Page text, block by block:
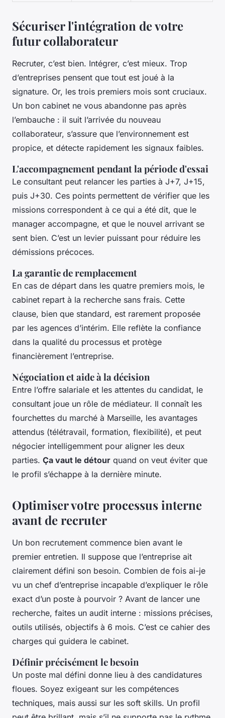
Sécuriser l'intégration de votre
futur collaborateur
Recruter, c’est bien. Intégrer, c’est mieux. Trop
d’entreprises pensent que tout est joué à la
signature. Or, les trois premiers mois sont cruciaux.
Un bon cabinet ne vous abandonne pas après
l’embauche : il suit l’arrivée du nouveau
collaborateur, s’assure que l’environnement est
propice, et détecte rapidement les signaux faibles.
L'accompagnement pendant la période d'essai
Le consultant peut relancer les parties à J+7, J+15,
puis J+30. Ces points permettent de vérifier que les
missions correspondent à ce qui a été dit, que le
manager accompagne, et que le nouvel arrivant se
sent bien. C’est un levier puissant pour réduire les
démissions précoces.
La garantie de remplacement
En cas de départ dans les quatre premiers mois, le
cabinet repart à la recherche sans frais. Cette
clause, bien que standard, est rarement proposée
par les agences d’intérim. Elle reflète la confiance
dans la qualité du processus et protège
financièrement l’entreprise.
Négociation et aide à la décision
Entre l’offre salariale et les attentes du candidat, le
consultant joue un rôle de médiateur. Il connaît les
fourchettes du marché à Marseille, les avantages
attendus (télétravail, formation, flexibilité), et peut
négocier intelligemment pour aligner les deux
parties. Ça vaut le détour quand on veut éviter que
le profil s’échappe à la dernière minute.
Optimiser votre processus interne
avant de recruter
Un bon recrutement commence bien avant le
premier entretien. Il suppose que l’entreprise ait
clairement défini son besoin. Combien de fois ai-je
vu un chef d’entreprise incapable d’expliquer le rôle
exact d’un poste à pourvoir ? Avant de lancer une
recherche, faites un audit interne : missions précises,
outils utilisés, objectifs à 6 mois. C’est ce cahier des
charges qui guidera le cabinet.
Définir précisément le besoin
Un poste mal défini donne lieu à des candidatures
floues. Soyez exigeant sur les compétences
techniques, mais aussi sur les soft skills. Un profil